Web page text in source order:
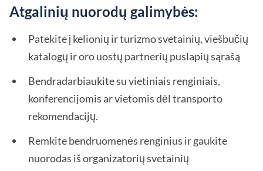
Atgalinių nuorodų galimybės:
Patekite į kelionių ir turizmo svetainių, viešbučių
katalogų ir oro uostų partnerių puslapių sąrašą
Bendradarbiaukite su vietiniais renginiais,
konferencijomis ar vietomis dėl transporto
rekomendacijų.
Remkite bendruomenės renginius ir gaukite
nuorodas iš organizatorių svetainių